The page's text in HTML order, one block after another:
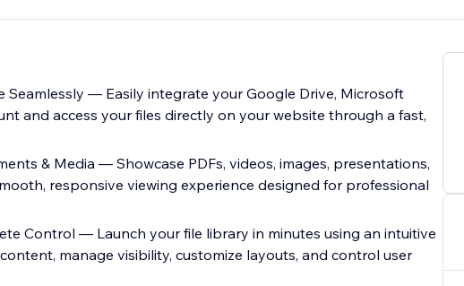
Seamlessly — Easily integrate your Google Drive, Microsoft
and access your files directly on your website through a fast,
& Media — Showcase PDFs, videos, images, presentations,
responsive viewing experience designed for professional
Control — Launch your file library in minutes using an intuitive
manage visibility, customize layouts, and control user